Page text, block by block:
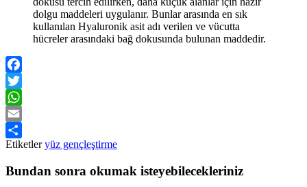
dolgu maddeleri uygulanır. Bunlar arasında en sık
kullanılan Hyaluronik asit adı verilen ve vücutta
hücreler arasındaki bağ dokusunda bulunan maddedir.
Facebook
Twitter
WhatsApp
Email
Share
Etiketler yüz gençleştirme
Bundan sonra okumak isteyebilecekleriniz